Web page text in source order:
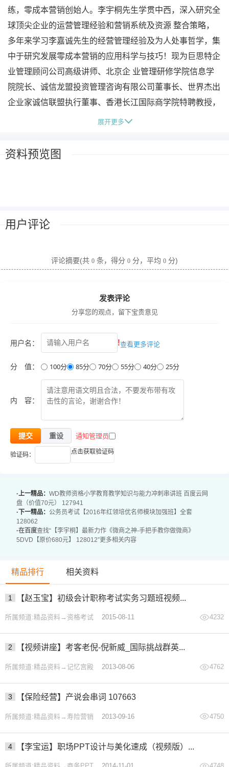
练，零成本营销创始人。李宇桐先生学贯中西，深入研究全
球顶尖企业的运营管理经验和营销系统及资源 整合策略，
多年来学习李嘉诚先生的经营管理经验及为人处事哲学，集
中于研究发展零成本营销的应用科学与技巧！现为巨思特企
业管理顾问公司高级讲师、北京企 业管理研修学院信息学
院院长、诚信龙盟投资管理咨询有限公司董事长、世界杰出
企业家诚信联盟执行董事、香港长江国际商学院特聘教授，
受邀担任清华、北大、 人大等多所知名院校客座教授，同
李宇桐老是天佑共赢投资管理有限公司董事长、信诚厚德商
营销研究中心主任、受邀担任清华、北大、**等多所知名院
校客座教授，经常受邀到香港、澳门、韩国、新加坡等国家
李宇桐讲师主打课程为《微营销―――引爆利润》及《零成
本营销》，课程中详尽讲解企业如何在不用投入营销费用和
广告费用的情况下倍增客户数量和净利润，帮助很多企业在
不用增加投入的情况下增加净利润，最高达到二十七倍！李
宇桐老师的营销课程具有超强的实操性、落地性和可套用
性，学员学习过后可以轻松简单的 应用在自已的企业当
《微商之神--手把手教你做微商》光盘内容：
1、让诚信成为你的吸金法宝
4、努力也要有方法，有技巧
5、快速的学习成长才能赚大钱
6、赞美可以让客户立即喜欢你
2、刷屏式朋友圈广告发布
1、人人都可以做微商明星
2、打造自己的名星个性标签
3、给自己一个响亮的名号
4、职业副标签与视觉副标签
5、零成本开出明星品牌旗舰店
展开更多
资料预览图
用户评论
评论摘要(共 0 条，得分 0 分，平均 0 分)
发表评论
分享您的观点，留下宝贵意见
用户名： !查看更多评论
分 值： 100分 85分 70分 55分 40分 25分
内 容：
提交 重设 通知管理员
验证码： 点击获取验证码
·上一精品： WD教师资格小学教育教学知识与能力冲刺串讲班 百度云网
盘（价值70元） 127941
·下一精品： 公务员考试【2016年红领培优名师模块加强班】全套
128062
·在百度查找“【李宇桐】最新力作《微商之神-手把手教你做微商》
5DVD【原价680元】 128012”更多相关内容
精品排行 相关资料
1 【赵玉宝】初级会计职称考试实务习题班视频...
所属频道:精品资料→资格考试 2015-08-11 4232
2 【视频讲座】考客老倪-倪新威_国际挑战群英...
所属频道:精品资料→记忆宫殿 2013-08-06 4762
3 【保险经营】产说会串词 107663
所属频道:精品资料→寿险营销 2013-09-16 4750
4 【李宝运】职场PPT设计与美化速成（视频版）...